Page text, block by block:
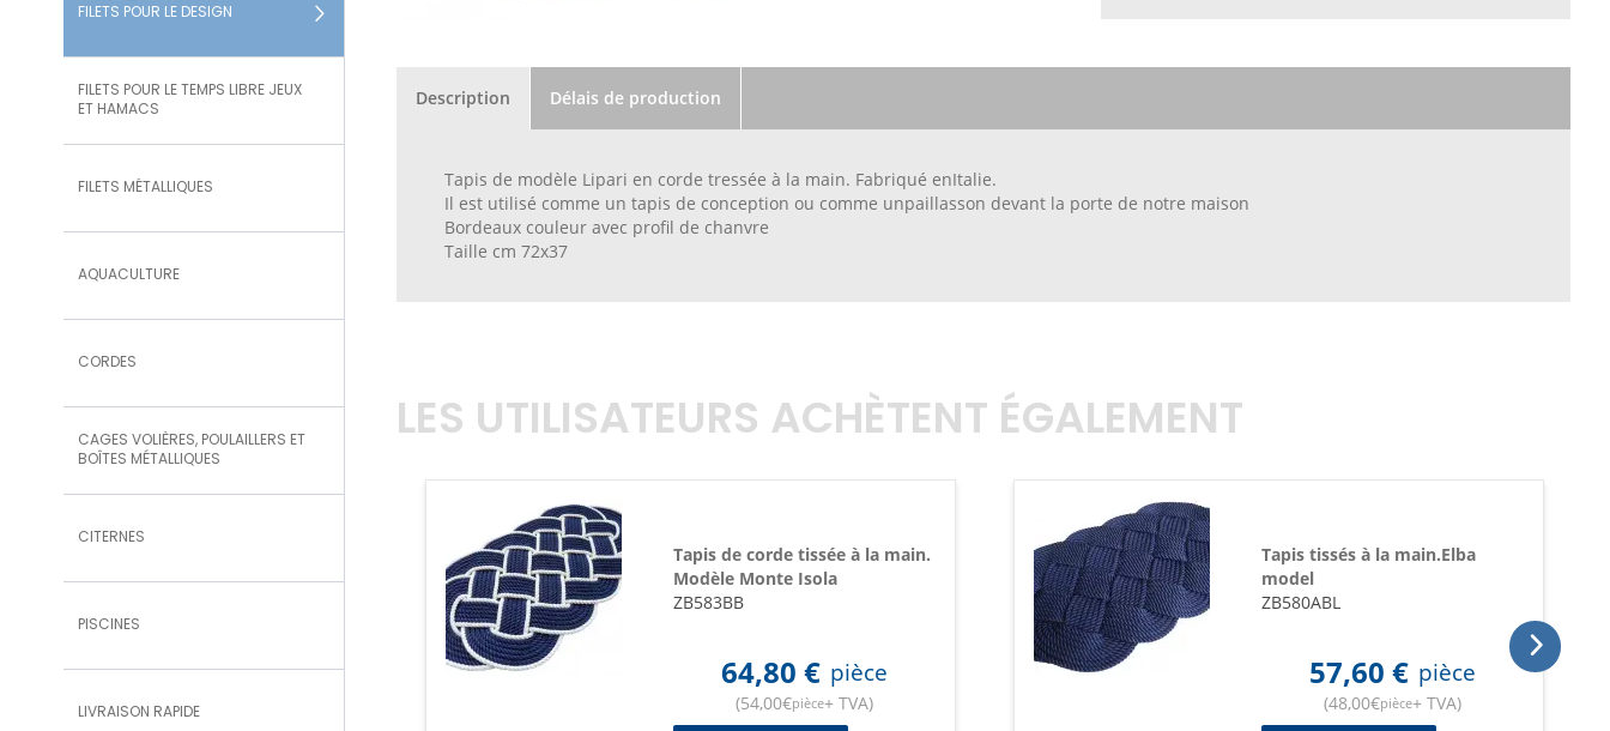
FILETS POUR LE DESIGN
FILETS POUR LE TEMPS LIBRE JEUX
ET HAMACS
FILETS MÉTALLIQUES
AQUACULTURE
CORDES
CAGES VOLIÈRES, POULAILLERS ET
BOÎTES MÉTALLIQUES
CITERNES
PISCINES
LIVRAISON RAPIDE
Description Délais de production
Tapis de modèle Lipari en corde tressée à la main. Fabriqué enItalie.
Il est utilisé comme un tapis de conception ou comme unpaillasson devant la porte de notre maison
Bordeaux couleur avec profil de chanvre
Taille cm 72x37
LES UTILISATEURS ACHÈTENT ÉGALEMENT
Tapis de corde tissée à la main.
Modèle Monte Isola
ZB583BB
64,80 € pièce
(54,00€pièce+ TVA)
Tapis tissés à la main.Elba
model
ZB580ABL
57,60 € pièce
(48,00€pièce+ TVA)